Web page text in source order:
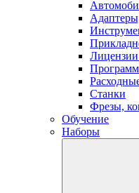
Лицензии
Станки
Фрезы,
Обучение
Наборы